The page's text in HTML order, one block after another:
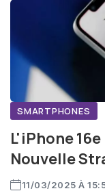
SMARTPHONES
L'iPhone 16e
Nouvelle
11/03/2025 À